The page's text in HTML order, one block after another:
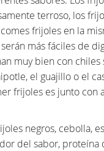
terroso, los
frijoles en la
más fáciles de
muy bien con chiles
el guajillo o el
frijoles es junto con
negros, cebolla,
del sabor, proteína